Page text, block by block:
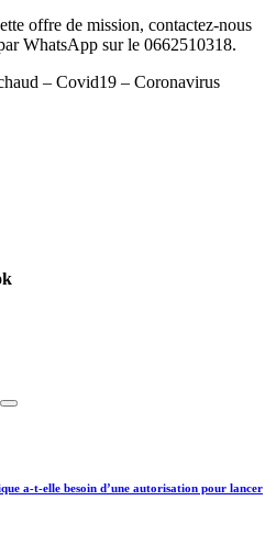
offre de mission, contactez-nous
WhatsApp sur le 0662510318.
– Covid19 – Coronavirus
a-t-elle besoin d’une autorisation pour lancer